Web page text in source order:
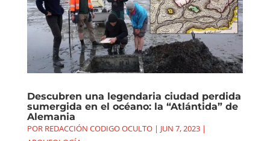
Descubren una legendaria ciudad perdida
sumergida en el océano: la “Atlántida” de
Alemania
POR REDACCIÓN CODIGO OCULTO| JUN 7, 2023|